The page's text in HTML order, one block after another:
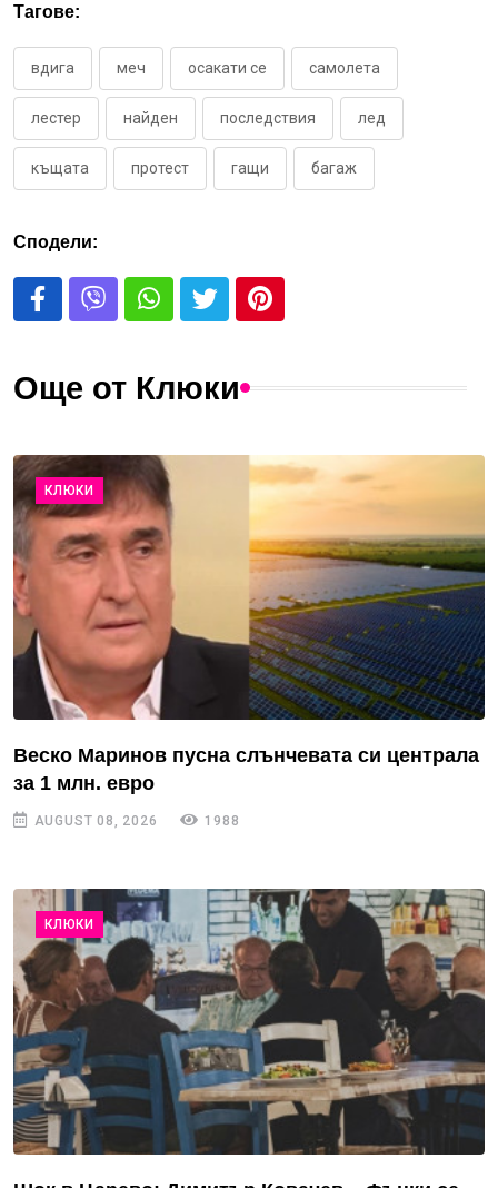
Тагове:
вдига меч осакати се самолета
лестер найден последствия лед
къщата протест гащи багаж
Сподели:
Още от Клюки
КЛЮКИ
Веско Маринов пусна слънчевата си централа
за 1 млн. евро
AUGUST 08, 2026 1988
КЛЮКИ